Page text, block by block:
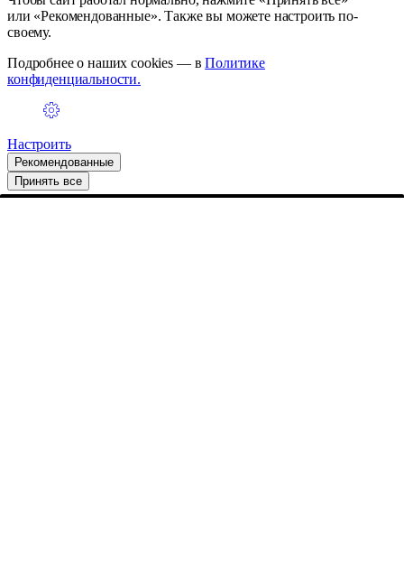
или «Рекомендованные». Также вы можете настроить по-
своему.
Подробнее о наших cookies — вПолитике
конфиденциальности.
Настроить
Рекомендованные
Принять все